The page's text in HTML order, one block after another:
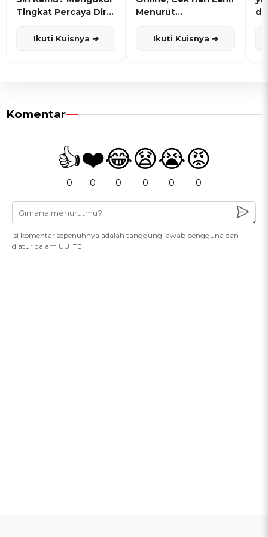
Tingkat Percaya Diri
Ikuti Kuisnya ➔
Menurut
Ikuti Kuisnya ➔
Komentar
👍
0
❤️
0
😂
0
😧
0
😭
0
😡
0
Isi komentar sepenuhnya adalah tanggung jawab pengguna dan
diatur dalam UU ITE